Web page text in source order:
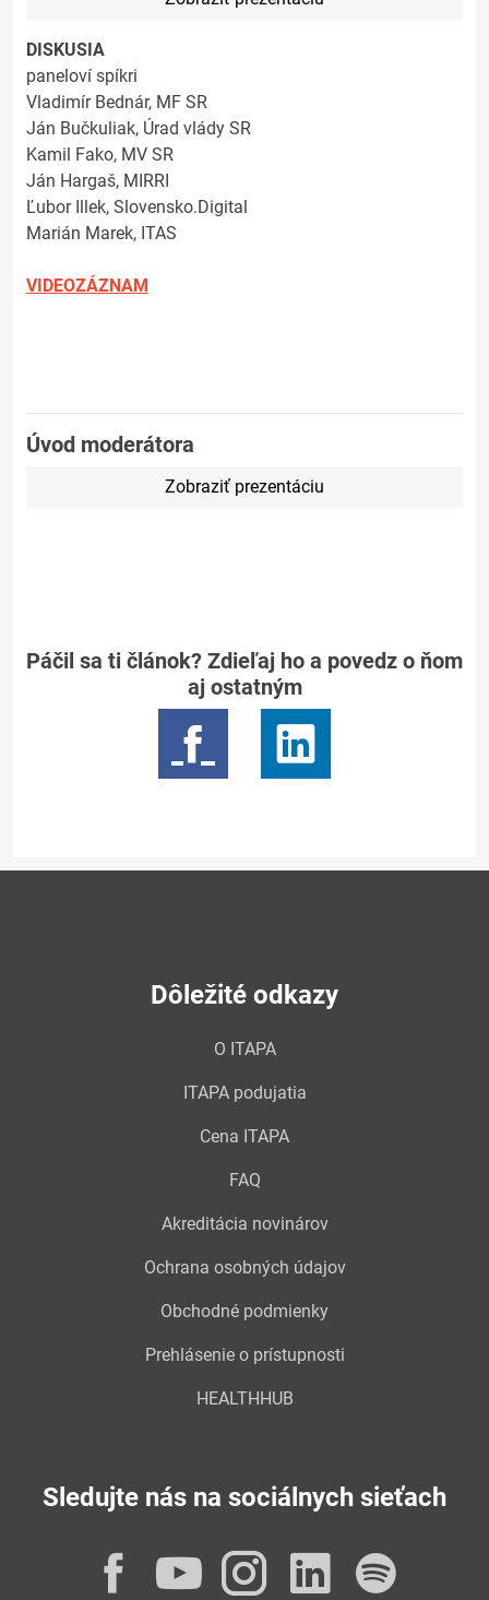
DISKUSIA
paneloví spíkri
Vladimír Bednár, MF SR
Ján Bučkuliak, Úrad vlády SR
Kamil Fako, MV SR
Ján Hargaš, MIRRI
Ľubor Illek, Slovensko.Digital
Marián Marek, ITAS
VIDEOZÁZNAM
Úvod moderátora
Zobraziť prezentáciu
Páčil sa ti článok? Zdieľaj ho a povedz o ňom
aj ostatným
Dôležité odkazy
O ITAPA
ITAPA podujatia
Cena ITAPA
FAQ
Akreditácia novinárov
Ochrana osobných údajov
Obchodné podmienky
Prehlásenie o prístupnosti
HEALTHHUB
Sledujte nás na sociálnych sieťach
Facebook
YouTube
Instagram